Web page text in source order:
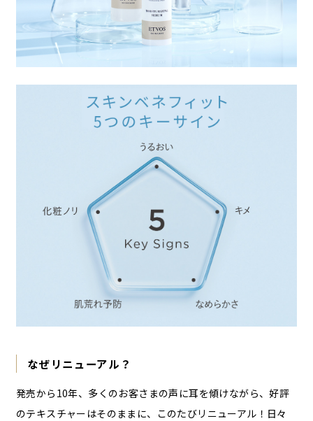
なぜリニューアル？
発売から10年、多くのお客さまの声に耳を傾けながら、好評
のテキスチャーはそのままに、このたびリニューアル！日々